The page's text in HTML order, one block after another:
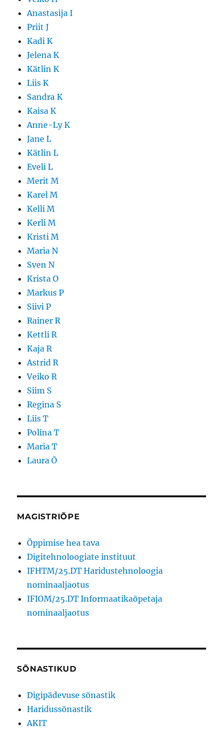
Anastasija I
Priit J
Kadi K
Jelena K
Kätlin K
Liis K
Sandra K
Kaisa K
Anne-Ly K
Jane L
Kätlin L
Eveli L
Merit M
Karel M
Kelli M
Kerli M
Kristi M
Maria N
Sven N
Krista O
Markus P
Siivi P
Rainer R
Kettli R
Kaja R
Astrid R
Veiko R
Siim S
Regina S
Liis T
Polina T
Maria T
Laura Õ
MAGISTRIÕPE
Õppimise hea tava
Digitehnoloogiate instituut
IFHTM/25.DT Haridustehnoloogia
nominaaljaotus
IFIOM/25.DT Informaatikaõpetaja
nominaaljaotus
SÕNASTIKUD
Digipädevuse sõnastik
Haridussõnastik
AKIT